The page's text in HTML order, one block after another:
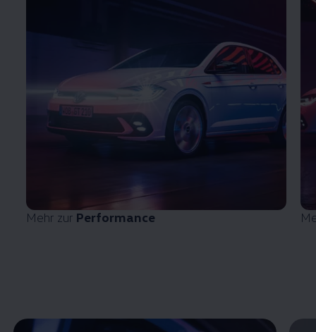
Mehr zur Performance
Enable fullscreen mode